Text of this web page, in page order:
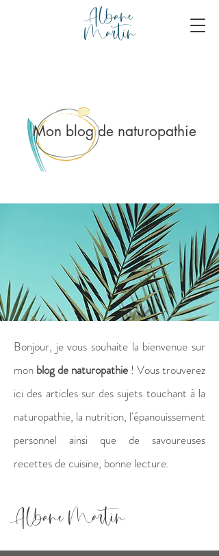
Albane
Martin
Mon blog de naturopathie
Bonjour, je vous souhaite la bienvenue sur
mon blog de naturopathie ! Vous trouverez
ici des articles sur des sujets touchant à la
naturopathie, la nutrition, l'épanouissement
personnel ainsi que de savoureuses
recettes de cuisine, bonne lecture.
Albane Martin